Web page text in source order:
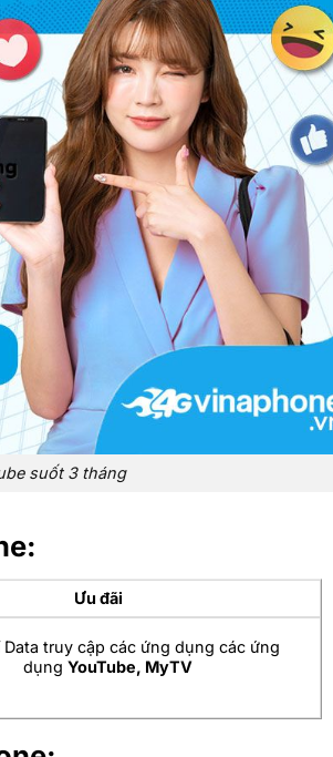
suốt 3 tháng
Ưu đãi
Data truy cập các ứng dụng các ứng
dụngYouTube, MyTV